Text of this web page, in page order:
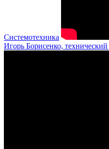
Системотехника
Игорь Борисенко,